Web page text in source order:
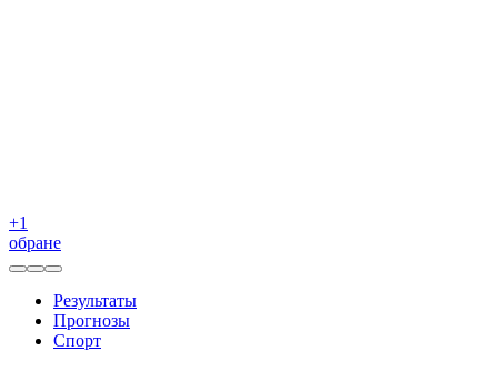
+1
обране
Результаты
Прогнозы
Спорт